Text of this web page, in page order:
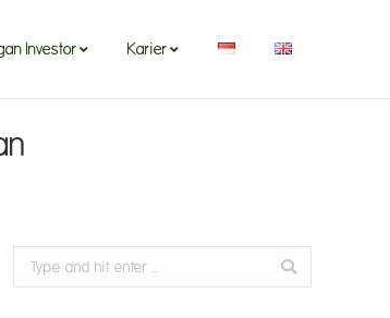
Investor Karier
Search: